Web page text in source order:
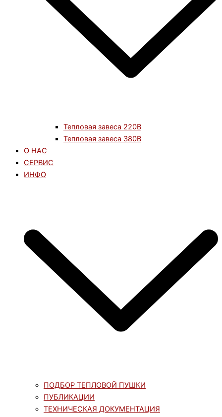
Тепловая завеса 220В
Тепловая завеса 380В
О НАС
СЕРВИС
ИНФО
ПОДБОР ТЕПЛОВОЙ ПУШКИ
ПУБЛИКАЦИИ
ТЕХНИЧЕСКАЯ ДОКУМЕНТАЦИЯ